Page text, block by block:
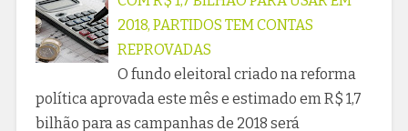
2018, PARTIDOS TEM CONTAS
REPROVADAS
O fundo eleitoral criado na reforma
política aprovada este mês e estimado em R$ 1,7
bilhão para as campanhas de 2018 será